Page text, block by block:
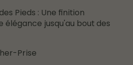
Pieds : Une finition
jusqu'au bout des
Prise